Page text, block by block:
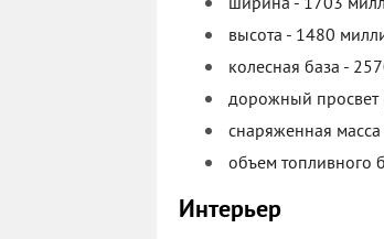
высота - 1480
колесная база -
дорожный просвет
снаряженная
объем топливного
Интерьер